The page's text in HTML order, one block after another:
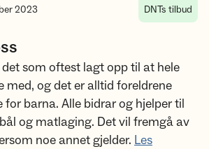
2023 DNTs tilbud
som oftest lagt opp til at hele
og det er alltid foreldrene
for barna. Alle bidrar og hjelper til
og matlaging. Det vil fremgå av
noe annet gjelder. Les